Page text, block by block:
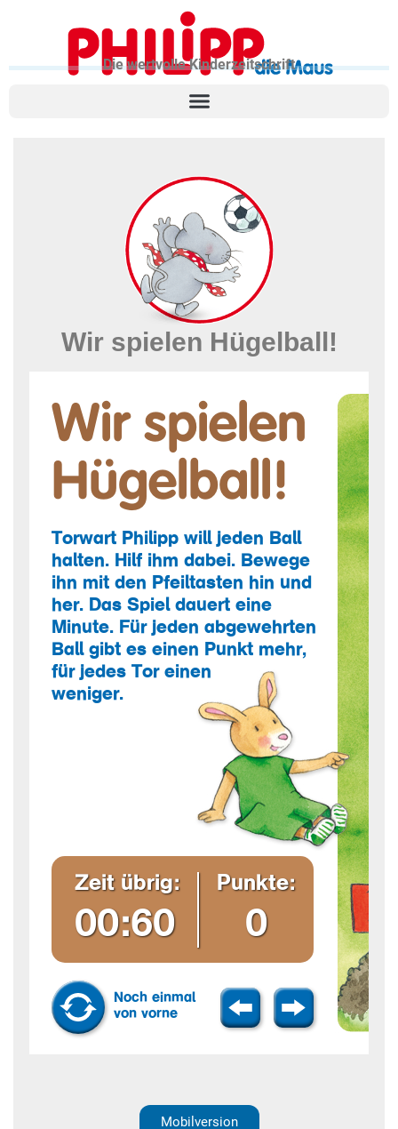
Die wertvolle Kinderzeitschrift
Wir spielen Hügelball!
Mobilversion